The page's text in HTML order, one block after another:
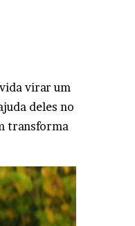
virar um
deles no
transforma